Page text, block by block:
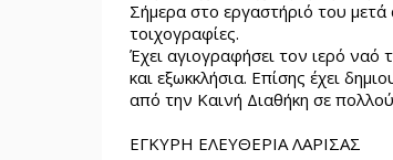
Σήμερα στο εργαστήριό του μετά
τοιχογραφίες.
Έχει αγιογραφήσει τον ιερό
και εξωκκλήσια. Επίσης έχει
από την Καινή Διαθήκη σε
ΕΓΚΥΡΗ ΕΛΕΥΘΕΡΙΑ ΛΑΡΙΣΑΣ